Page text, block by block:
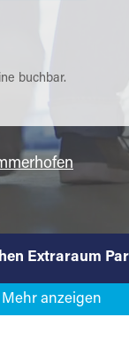
buchbar.
Extraraum